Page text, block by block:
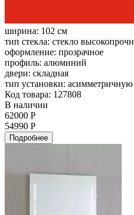
ширина: 102 см
тип стекла: стекло высокопрочн
оформление: прозрачное
профиль: алюминий
двери: складная
тип установки: асимметричную
Код товара: 127808
В наличии
62000 Р
54990 Р
Подробнее